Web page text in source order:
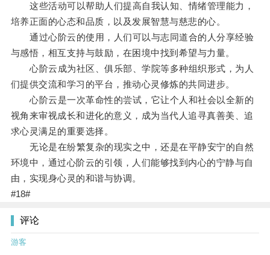
这些活动可以帮助人们提高自我认知、情绪管理能力，
培养正面的心态和品质，以及发展智慧与慈悲的心。
通过心阶云的使用，人们可以与志同道合的人分享经验
与感悟，相互支持与鼓励，在困境中找到希望与力量。
心阶云成为社区、俱乐部、学院等多种组织形式，为人
们提供交流和学习的平台，推动心灵修炼的共同进步。
心阶云是一次革命性的尝试，它让个人和社会以全新的
视角来审视成长和进化的意义，成为当代人追寻真善美、追
求心灵满足的重要选择。
无论是在纷繁复杂的现实之中，还是在平静安宁的自然
环境中，通过心阶云的引领，人们能够找到内心的宁静与自
由，实现身心灵的和谐与协调。
#18#
评论
游客